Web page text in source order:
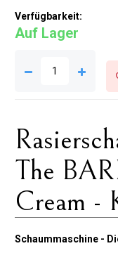
Verfügbarkeit:
Auf Lager
The
Cream -
Schaummaschine -